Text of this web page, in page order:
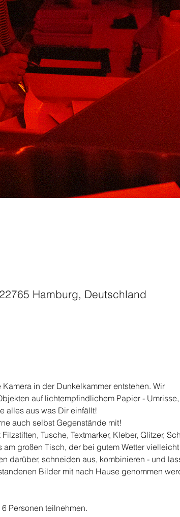
Hamburg, Deutschland
in der Dunkelkammer entstehen. Wir
auf lichtempfindlichem Papier - Umrisse,
alles aus was Dir einfällt!
auch selbst Gegenstände mit!
Tusche, Textmarker, Kleber, Glitzer,
großen Tisch, der bei gutem Wetter
darüber, schneiden aus, kombinieren - und
Bilder mit nach Hause genommen
Personen teilnehmen.